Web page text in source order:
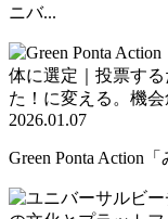
ニバ...
2026.01.07
Green Ponta Action